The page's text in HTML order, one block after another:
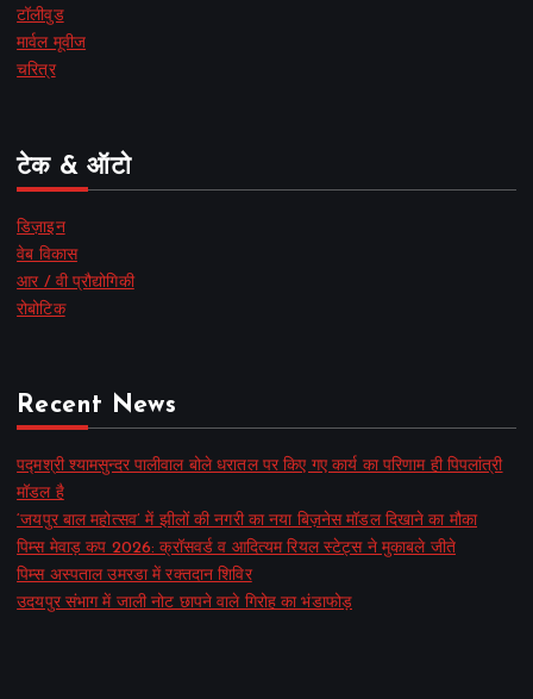
टॉलीवुड
मार्वल मूवीज
चरित्र
टेक & ऑटो
डिज़ाइन
वेब विकास
आर / वी प्रौद्योगिकी
रोबोटिक
Recent News
पद्मश्री श्यामसुन्दर पालीवाल बोले धरातल पर किए गए कार्य का परिणाम ही पिपलांत्री
मॉडल है
‘जयपुर बाल महोत्सव’ में झीलों की नगरी का नया बिज़नेस मॉडल दिखाने का मौका
पिम्स मेवाड़ कप 2026: क्रॉसवर्ड व आदित्यम रियल स्टेट्स ने मुकाबले जीते
पिम्स अस्पताल उमरडा में रक्तदान शिविर
उदयपुर संभाग में जाली नोट छापने वाले गिरोह का भंडाफोड़